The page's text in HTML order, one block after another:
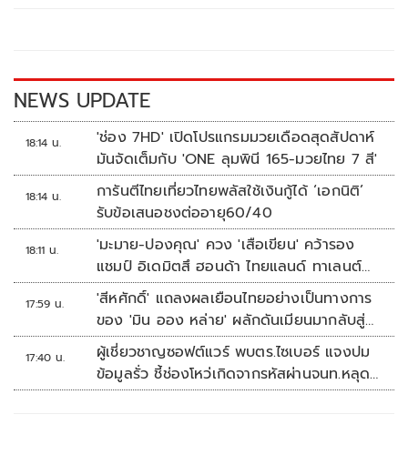
k k
NEWS UPDATE
18:14 น.
'ช่อง 7HD' เปิดโปรแกรมมวยเดือดสุดสัปดาห์
มันจัดเต็มกับ 'ONE ลุมพินี 165-มวยไทย 7 สี'
18:14 น.
การันตีไทยเที่ยวไทยพลัสใช้เงินกู้ได้ ‘เอกนิติ’
รับข้อเสนอชงต่ออายุ60/40
18:11 น.
'มะมาย-ปองคุณ' ควง 'เสือเขียน' คว้ารอง
แชมป์ อิเดมิตสึ ฮอนด้า ไทยแลนด์ ทาเลนต์
คัพ สนาม 3
17:59 น.
'สีหศักดิ์' แถลงผลเยือนไทยอย่างเป็นทางการ
ของ 'มิน ออง หล่าย' ผลักดันเมียนมากลับสู่
อาเซียน
17:40 น.
ผู้เชี่ยวชาญซอฟต์แวร์ พบตร.ไซเบอร์ แจงปม
ข้อมูลรั่ว ชี้ช่องโหว่เกิดจากรหัสผ่านจนท.หลุด
ไม่ใช่ถูกแฮกระบบ